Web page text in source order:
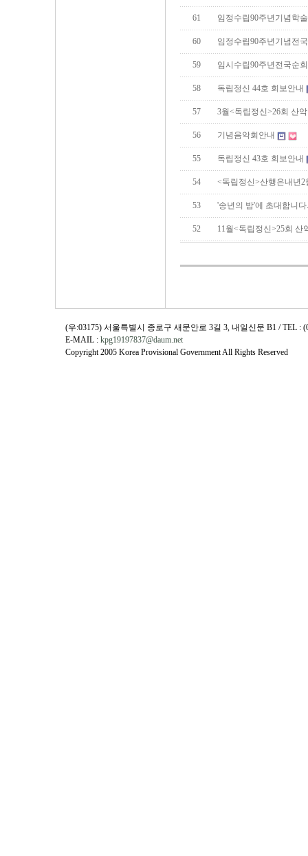
61 임정수립90주년기념학
60 임정수립90주년기념전
59 임시수립90주년전국순
58 독립정신 44호 회보안내
57 3월<독립정신>26회 산
56 기념음악회안내
55 독립정신 43호 회보안내
54 <독립정신>산행은내년
53 '송년의 밤'에 초대합니다.
52 11월<독립정신>25회 산
(우:03175) 서울특별시 종로구 새문안로 3길 3, 내일신문 B1 / TEL :
E-MAIL : kpg19197837@daum.net
Copyright 2005 Korea Provisional Government All Rights Reserved